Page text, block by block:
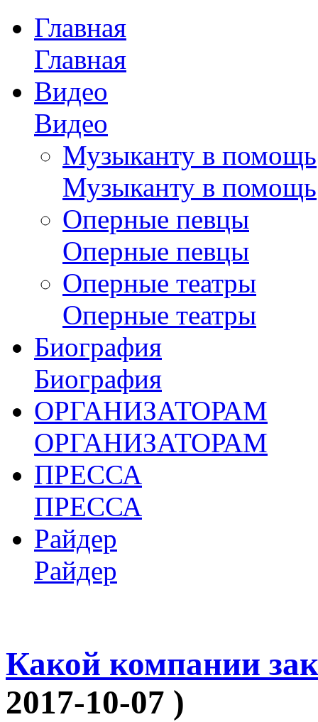
Главная
Главная
Видео
Видео
Музыканту в помощь
Музыканту в помощь
Оперные певцы
Оперные певцы
Оперные театры
Оперные театры
Биография
Биография
ОРГАНИЗАТОРАМ
ОРГАНИЗАТОРАМ
ПРЕССА
ПРЕССА
Райдер
Райдер
Какой компании
2017-10-07 )